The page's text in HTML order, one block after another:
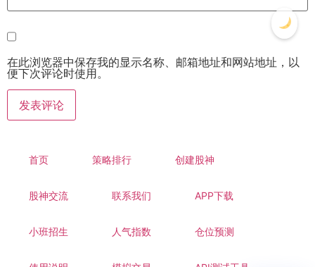
在此浏览器中保存我的显示名称、邮箱地址和网站地址，以
便下次评论时使用。
首页 策略排行 创建股神
股神交流 联系我们 APP下载
小班招生 人气指数 仓位预测